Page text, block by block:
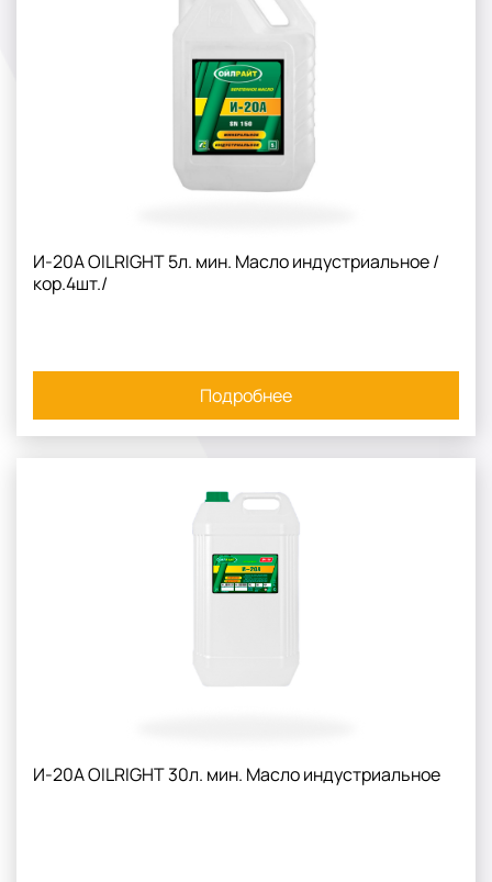
И-20A OILRIGHT 5л. мин. Масло индустриальное /
кор.4шт./
Подробнее
И-20А OILRIGHT 30л. мин. Масло индустриальное